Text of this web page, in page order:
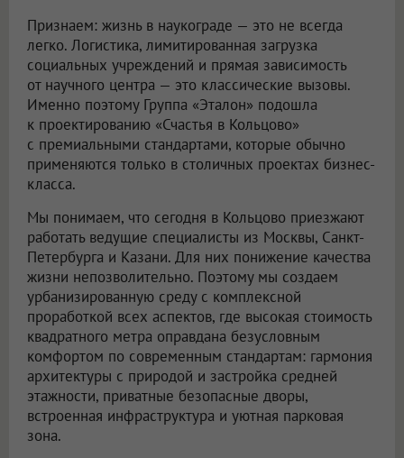
Признаем: жизнь в наукограде — это не всегда
легко. Логистика, лимитированная загрузка
социальных учреждений и прямая зависимость
от научного центра — это классические вызовы.
Именно поэтому Группа «Эталон» подошла
к проектированию «Счастья в Кольцово»
с премиальными стандартами, которые обычно
применяются только в столичных проектах бизнес-
класса.
Мы понимаем, что сегодня в Кольцово приезжают
работать ведущие специалисты из Москвы, Санкт-
Петербурга и Казани. Для них понижение качества
жизни непозволительно. Поэтому мы создаем
урбанизированную среду с комплексной
проработкой всех аспектов, где высокая стоимость
квадратного метра оправдана безусловным
комфортом по современным стандартам: гармония
архитектуры с природой и застройка средней
этажности, приватные безопасные дворы,
встроенная инфраструктура и уютная парковая
зона.